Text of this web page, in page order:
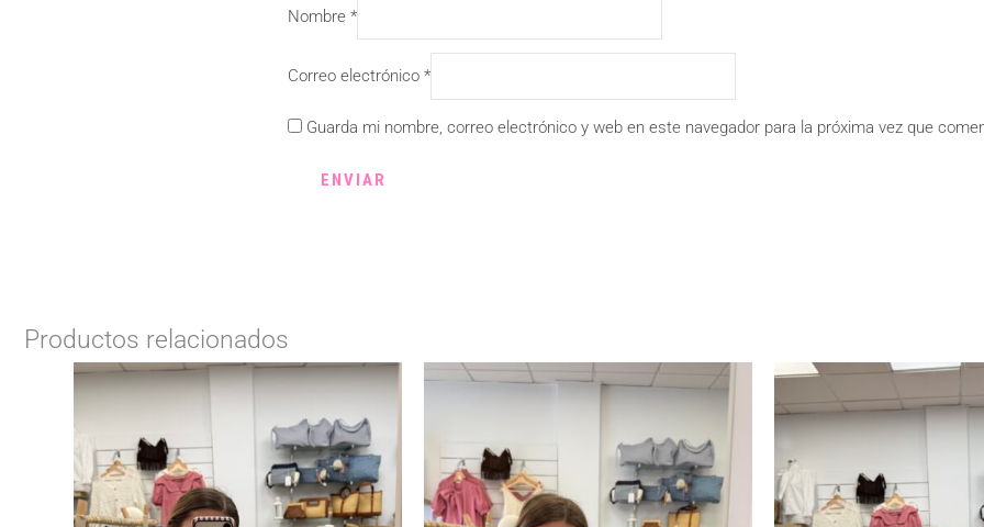
Nombre *
Correo electrónico *
Guarda mi nombre, correo electrónico y web en este navegador para la próxima vez que
Productos relacionados